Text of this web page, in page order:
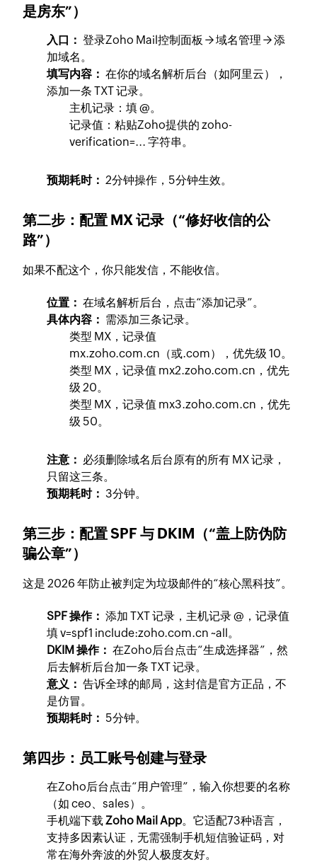
是房东”）
入口： 登录Zoho Mail控制面板 → 域名管理 → 添
加域名。
填写内容： 在你的域名解析后台（如阿里云），
添加一条TXT记录。
主机记录：填@。
记录值：粘贴Zoho提供的zoho-
verification=... 字符串。
预期耗时： 2分钟操作，5分钟生效。
第二步：配置 MX 记录（“修好收信的公
路”）
如果不配这个，你只能发信，不能收信。
位置： 在域名解析后台，点击“添加记录”。
具体内容： 需添加三条记录。
类型 MX ，记录值
mx.zoho.com.cn （或.com），优先级10。
类型 MX ，记录值 mx2.zoho.com.cn ，优先
级20。
类型 MX ，记录值 mx3.zoho.com.cn ，优先
级 50。
注意： 必须删除域名后台原有的所有 MX 记录，
只留这三条。
预期耗时： 3分钟。
第三步：配置 SPF 与 DKIM（“盖上防伪防
骗公章”）
这是 2026 年防止被判定为垃圾邮件的“核心黑科技”。
SPF 操作： 添加TXT记录，主机记录@ ，记录值
填v=spf1 include:zoho.com.cn ~all。
DKIM 操作： 在Zoho后台点击“生成选择器”，然
后去解析后台加一条TXT记录。
意义： 告诉全球的邮局，这封信是官方正品，不
是仿冒。
预期耗时： 5分钟。
第四步：员工账号创建与登录
在Zoho后台点击“用户管理”，输入你想要的名称
（如ceo、sales）。
手机端下载Zoho Mail App。它适配73种语言，
支持多因素认证，无需强制手机短信验证码，对
常在海外奔波的外贸人极度友好。